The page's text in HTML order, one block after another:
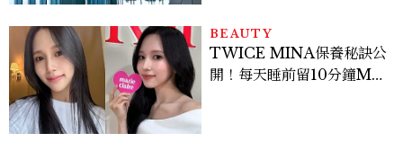
BEAUTY
TWICE MINA保養秘訣公
開！每天睡前留10分鐘ME